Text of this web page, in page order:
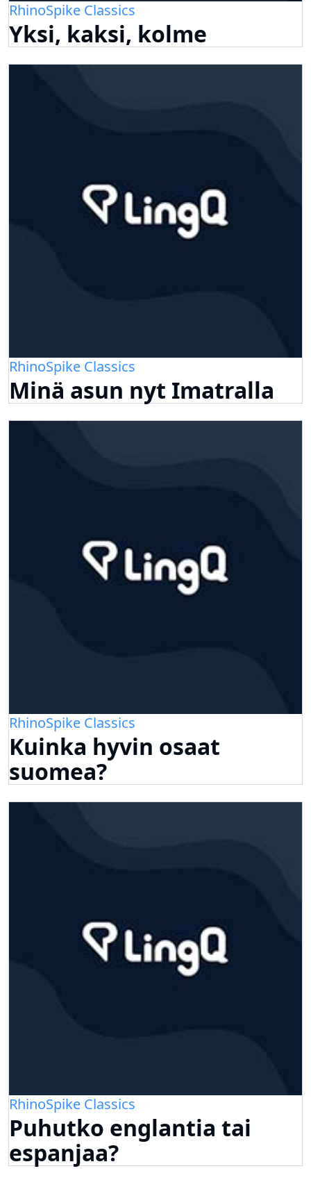
RhinoSpike Classics
Yksi, kaksi, kolme
RhinoSpike Classics
Minä asun nyt Imatralla
RhinoSpike Classics
Kuinka hyvin osaat
suomea?
RhinoSpike Classics
Puhutko englantia tai
espanjaa?